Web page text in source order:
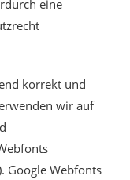
eine
korrekt und
wir auf
Google Webfonts